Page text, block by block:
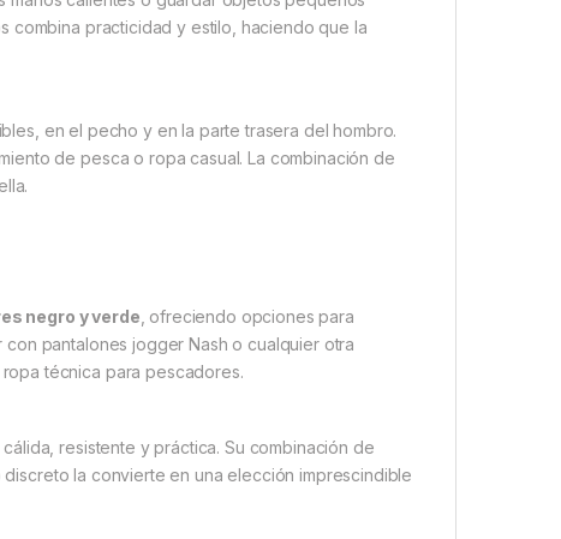
combina practicidad y estilo, haciendo que la
en el pecho y en la parte trasera del hombro.
de pesca o ropa casual. La combinación de
negro y verde , ofreciendo opciones para
pantalones jogger Nash o cualquier otra
técnica para pescadores.
cálida, resistente y práctica. Su combinación de
la convierte en una elección imprescindible